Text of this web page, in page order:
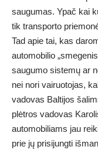
saugumas. Ypač kai
tik transporto
Tad apie tai, kas
automobilio
saugumo sistemų ar
nei nori vairuotojas,
vadovas Baltijos
plėtros vadovas
automobiliams jau
prie jų prisijungti